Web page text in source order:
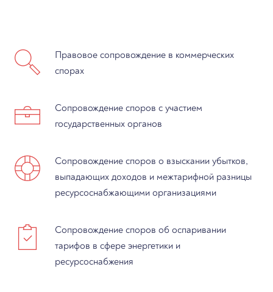
Правовое сопровождение в коммерческих
спорах
Сопровождение споров с участием
государственных органов
Сопровождение споров о взыскании убытков,
выпадающих доходов и межтарифной разницы
ресурсоснабжающими организациями
Сопровождение споров об оспаривании
тарифов в сфере энергетики и
ресурсоснабжения